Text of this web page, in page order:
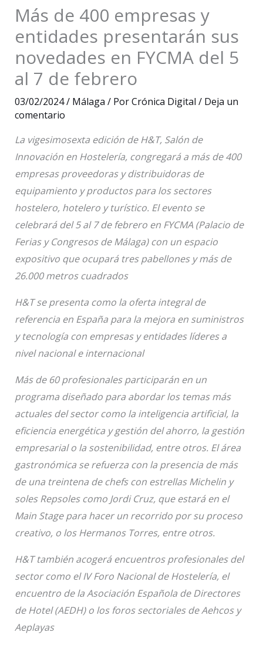
Más de 400 empresas y
entidades presentarán sus
novedades en FYCMA del 5
al 7 de febrero
03/02/2024/ Málaga / PorCrónica Digital / Deja un
comentario
La vigesimosexta edición de H&T, Salón de
Innovación en Hostelería, congregará a más de 400
empresas proveedoras y distribuidoras de
equipamiento y productos para los sectores
hostelero, hotelero y turístico. El evento se
celebrará del 5 al 7 de febrero en FYCMA (Palacio de
Ferias y Congresos de Málaga) con un espacio
expositivo que ocupará tres pabellones y más de
26.000 metros cuadrados
H&T se presenta como la oferta integral de
referencia en España para la mejora en suministros
y tecnología con empresas y entidades líderes a
nivel nacional e internacional
Más de 60 profesionales participarán en un
programa diseñado para abordar los temas más
actuales del sector como la inteligencia artificial, la
eficiencia energética y gestión del ahorro, la gestión
empresarial o la sostenibilidad, entre otros. El área
gastronómica se refuerza con la presencia de más
de una treintena de chefs con estrellas Michelin y
soles Repsoles como Jordi Cruz, que estará en el
Main Stage para hacer un recorrido por su proceso
creativo, o los Hermanos Torres, entre otros.
H&T también acogerá encuentros profesionales del
sector como el IV Foro Nacional de Hostelería, el
encuentro de la Asociación Española de Directores
de Hotel (AEDH) o los foros sectoriales de Aehcos y
Aeplayas